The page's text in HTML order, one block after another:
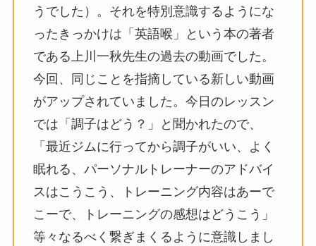
うでした）。それを特別意識するようにな
ったきっかけは「英語喉」という本の著者
である上川一秋先生の過去の動画でした。
今回、同じことを指摘している新しい動画
がアップされていました。今日のレッスン
では「調子はどう？」と聞かれたので、
「最近ジムに行ってから調子がいい、よく
眠れる、パーソナルトレーナーのアドバイ
スはこうこう、トレーニング内容はあーで
こーで、トレーニングの感想はどうこう」
等々なるべく繋ぎまくるように意識しまし